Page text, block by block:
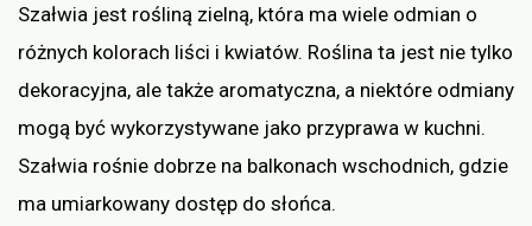
Szałwia jest rośliną zielną, która ma wiele odmian o
różnych kolorach liści i kwiatów. Roślina ta jest nie tylko
dekoracyjna, ale także aromatyczna, a niektóre odmiany
mogą być wykorzystywane jako przyprawa w kuchni.
Szałwia rośnie dobrze na balkonach wschodnich, gdzie
ma umiarkowany dostęp do słońca.